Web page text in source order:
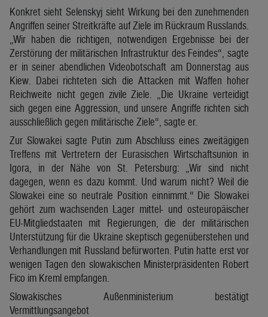
Konkret sieht Selenskyj sieht Wirkung bei den zunehmenden
Angriffen seiner Streitkräfte auf Ziele im Rückraum Russlands.
„Wir haben die richtigen, notwendigen Ergebnisse bei der
Zerstörung der militärischen Infrastruktur des Feindes“, sagte
er in seiner abendlichen Videobotschaft am Donnerstag aus
Kiew. Dabei richteten sich die Attacken mit Waffen hoher
Reichweite nicht gegen zivile Ziele. „Die Ukraine verteidigt
sich gegen eine Aggression, und unsere Angriffe richten sich
ausschließlich gegen militärische Ziele“, sagte er.
Zur Slowakei sagte Putin zum Abschluss eines zweitägigen
Treffens mit Vertretern der Eurasischen Wirtschaftsunion in
Igora, in der Nähe von St. Petersburg: „Wir sind nicht
dagegen, wenn es dazu kommt. Und warum nicht? Weil die
Slowakei eine so neutrale Position einnimmt.“ Die Slowakei
gehört zum wachsenden Lager mittel- und osteuropäischer
EU-Mitgliedstaaten mit Regierungen, die der militärischen
Unterstützung für die Ukraine skeptisch gegenüberstehen und
Verhandlungen mit Russland befürworten. Putin hatte erst vor
wenigen Tagen den slowakischen Ministerpräsidenten Robert
Fico im Kreml empfangen.
Slowakisches Außenministerium bestätigt
Vermittlungsangebot